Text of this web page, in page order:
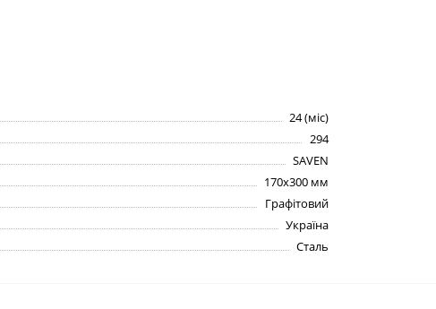
24 (міс)
294
SAVEN
170х300 мм
Графітовий
Україна
Сталь